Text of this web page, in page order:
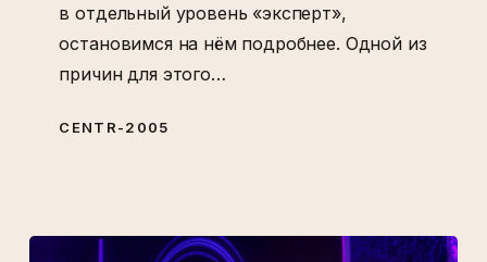
в отдельный уровень «эксперт»,
остановимся на нём подробнее. Одной из
причин для этого…
CENTR-2005